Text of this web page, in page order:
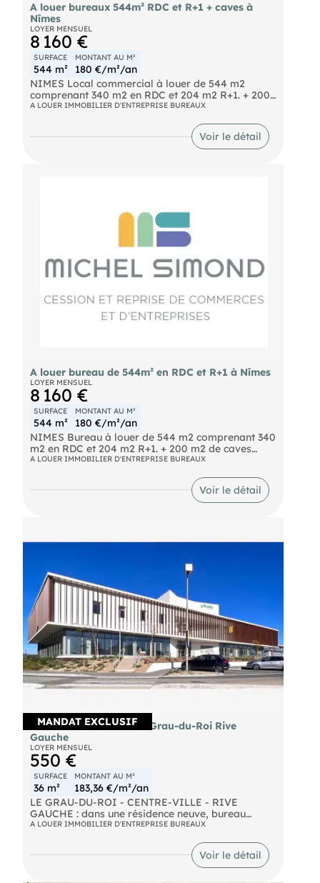
A louer bureaux 544m² RDC et R+1 + caves à
Nîmes
LOYER MENSUEL
8 160 €
SURFACE
544 m²
MONTANT AU M²
180 €/m²/an
NIMES Local commercial à louer de 544 m2
comprenant 340 m2 en RDC et 204 m2 R+1. + 200
m2 de caves utilisables pour stockage. Loyer :
A LOUER IMMOBILIER D'ENTREPRISE BUREAUX
Voir le détail
A louer bureau de 544m² en RDC et R+1 à Nîmes
LOYER MENSUEL
8 160 €
SURFACE
544 m²
MONTANT AU M²
180 €/m²/an
NIMES Bureau à louer de 544 m2 comprenant 340
m2 en RDC et 204 m2 R+1. + 200 m2 de caves
utilisables pour stockage. Loyer : 8.160 €/mois HT
A LOUER IMMOBILIER D'ENTREPRISE BUREAUX
Voir le détail
MANDAT EXCLUSIF
A louer bureau 36m² Le Grau-du-Roi Rive
Gauche
LOYER MENSUEL
550 €
SURFACE
36 m²
MONTANT AU M²
183,36 €/m²/an
LE GRAU-DU-ROI - CENTRE-VILLE - RIVE
GAUCHE : dans une résidence neuve, bureau
individuel à louer avec espaces partagées
A LOUER IMMOBILIER D'ENTREPRISE BUREAUX
Voir le détail